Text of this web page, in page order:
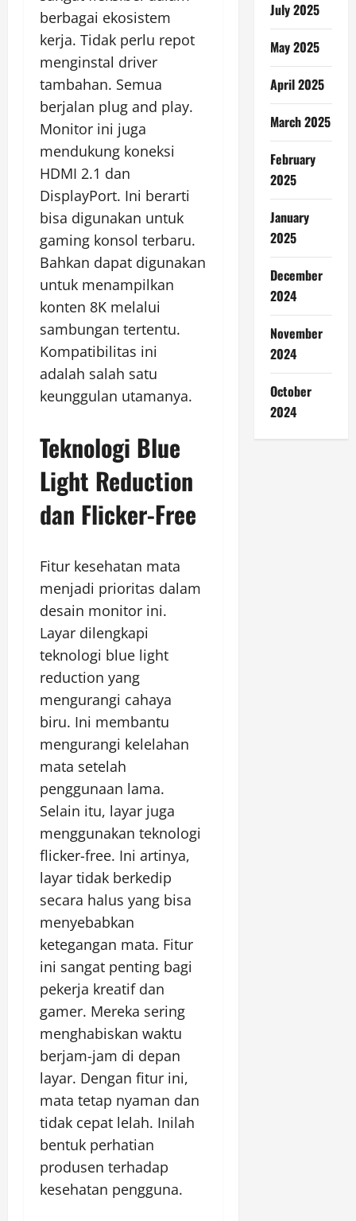
berbagai ekosistem
kerja. Tidak perlu repot
menginstal driver
tambahan. Semua
berjalan plug and play.
Monitor ini juga
mendukung koneksi
HDMI 2.1 dan
DisplayPort. Ini berarti
bisa digunakan untuk
gaming konsol terbaru.
Bahkan dapat digunakan
untuk menampilkan
konten 8K melalui
sambungan tertentu.
Kompatibilitas ini
adalah salah satu
keunggulan utamanya.
Teknologi Blue
Light Reduction
dan Flicker-Free
Fitur kesehatan mata
menjadi prioritas dalam
desain monitor ini.
Layar dilengkapi
teknologi blue light
reduction yang
mengurangi cahaya
biru. Ini membantu
mengurangi kelelahan
mata setelah
penggunaan lama.
Selain itu, layar juga
menggunakan teknologi
flicker-free. Ini artinya,
layar tidak berkedip
secara halus yang bisa
menyebabkan
ketegangan mata. Fitur
ini sangat penting bagi
pekerja kreatif dan
gamer. Mereka sering
menghabiskan waktu
berjam-jam di depan
layar. Dengan fitur ini,
mata tetap nyaman dan
tidak cepat lelah. Inilah
bentuk perhatian
produsen terhadap
kesehatan pengguna.
July 2025
May 2025
April 2025
March 2025
February
2025
January
2025
December
2024
November
2024
October
2024